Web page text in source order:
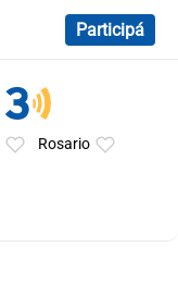
Participá
Rosario